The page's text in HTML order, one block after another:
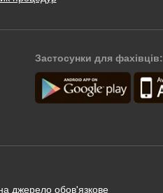
Застосунки для фахівців:
джерело обов'язкове